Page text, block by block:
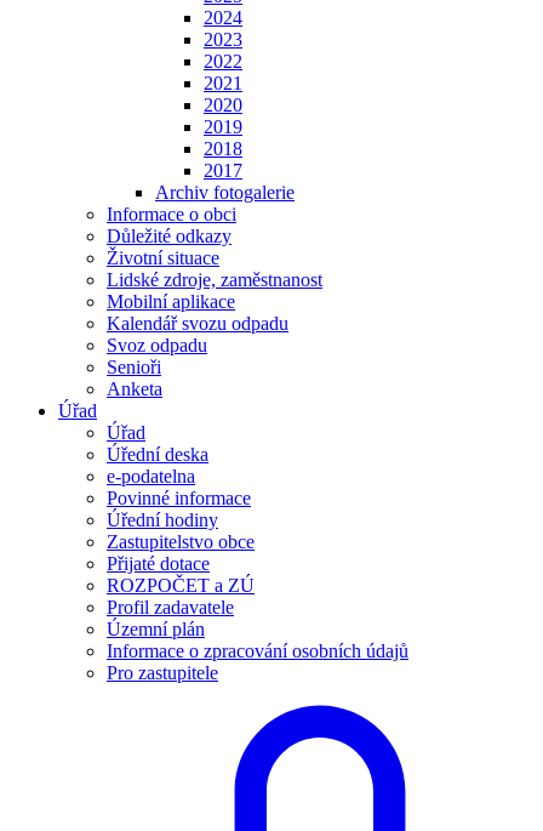
2024
2023
2022
2021
2020
2019
2018
2017
Archiv fotogalerie
Informace o obci
Důležité odkazy
Životní situace
Lidské zdroje, zaměstnanost
Mobilní aplikace
Kalendář svozu odpadu
Svoz odpadu
Senioři
Anketa
Úřad
Úřad
Úřední deska
e-podatelna
Povinné informace
Úřední hodiny
Zastupitelstvo obce
Přijaté dotace
ROZPOČET a ZÚ
Profil zadavatele
Územní plán
Informace o zpracování osobních údajů
Pro zastupitele